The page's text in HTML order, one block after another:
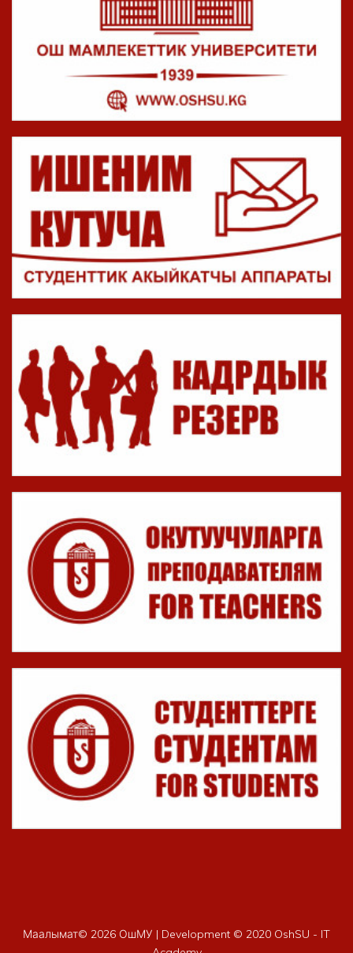
Маалымат© 2026 ОшМУ | Development © 2020 OshSU - IT